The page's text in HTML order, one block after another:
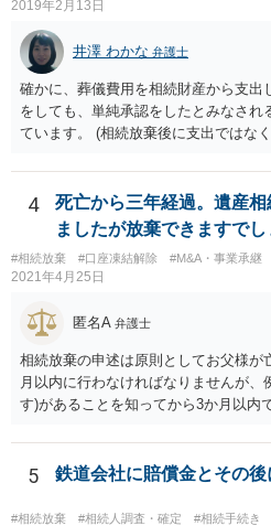
2019年2月13日
井澤 わかな 弁護士
確かに、葬儀費用を相続財産から支出
をしても、単純承認をしたとみなされ
ています。 (相続放棄後に支出ではな
述の手続ということだと思いますが)
いということではなく、身分相応の
る程度の金額に留まると考えた方が
に葬儀費用を支出する経済力がなく、
ば相続財産から支出しても単純承認と
で、相続放棄申述が受理される可能性
4
死亡から三年経過。遺産
ましたが放棄できますでし
#相続放棄 #口座凍結解除 #M&A・事業承継
2021年4月25日
匿名A 弁護士
相続放棄の申述は原則としてお父様が
月以内に行わなければなりませんが、
す)があることを知ってから3か月以内
したら、早急に家裁に行って相続放棄
書類を提出されることをおすすめい
他にもあるかもしれないというリス
にあたっては、法テラスの無料相談等
5 鉄道会社に賠償金とその後
#相続放棄 #相続人調査・確定 #相続手続き